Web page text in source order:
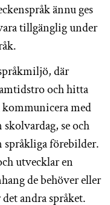
ännu ges
tillgänglig under
där
och hitta
med
se och
språkliga förebilder.
utvecklar en
de behöver eller
andra språket.